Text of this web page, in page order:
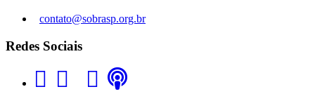
contato@sobrasp.org.br
Redes Sociais